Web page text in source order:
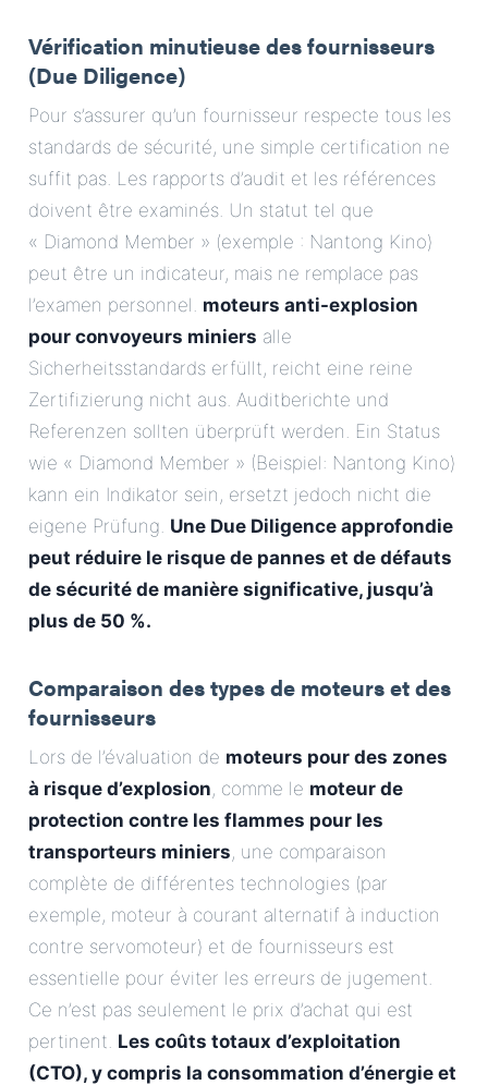
Vérification minutieuse des fournisseurs
(Due Diligence)
Pour s’assurer qu’un fournisseur respecte tous les
standards de sécurité, une simple certification ne
suffit pas. Les rapports d’audit et les références
doivent être examinés. Un statut tel que
« Diamond Member » (exemple : Nantong Kino)
peut être un indicateur, mais ne remplace pas
l’examen personnel. moteurs anti-explosion
pour convoyeurs miniers alle
Sicherheitsstandards erfüllt, reicht eine reine
Zertifizierung nicht aus. Auditberichte und
Referenzen sollten überprüft werden. Ein Status
wie « Diamond Member » (Beispiel: Nantong Kino)
kann ein Indikator sein, ersetzt jedoch nicht die
eigene Prüfung. Une Due Diligence approfondie
peut réduire le risque de pannes et de défauts
de sécurité de manière significative, jusqu’à
plus de 50 %.
Comparaison des types de moteurs et des
fournisseurs
Lors de l’évaluation de moteurs pour des zones
à risque d’explosion, comme le moteur de
protection contre les flammes pour les
transporteurs miniers, une comparaison
complète de différentes technologies (par
exemple, moteur à courant alternatif à induction
contre servomoteur) et de fournisseurs est
essentielle pour éviter les erreurs de jugement.
Ce n’est pas seulement le prix d’achat qui est
pertinent. Les coûts totaux d’exploitation
(CTO), y compris la consommation d’énergie et